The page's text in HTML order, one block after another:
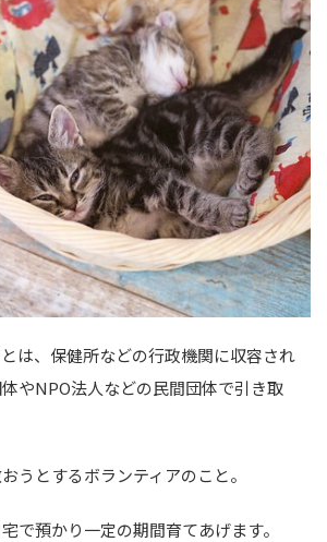
は、保健所などの行政機関に収容され
やNPO法人などの民間団体で引き取
うとするボランティアのこと。
で預かり一定の期間育てあげます。